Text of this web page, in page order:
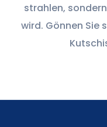
strahlen,
wird. Gönnen Sie